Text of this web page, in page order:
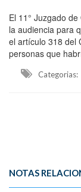
El 11° Juzgado
la audiencia para
el artículo 318 del
personas que
Categorias:
NOTAS